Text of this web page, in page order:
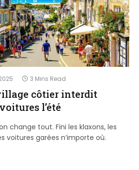
3 Mins Read
côtier interdit
l’été
change tout. Fini les klaxons, les
voitures garées n’importe où.